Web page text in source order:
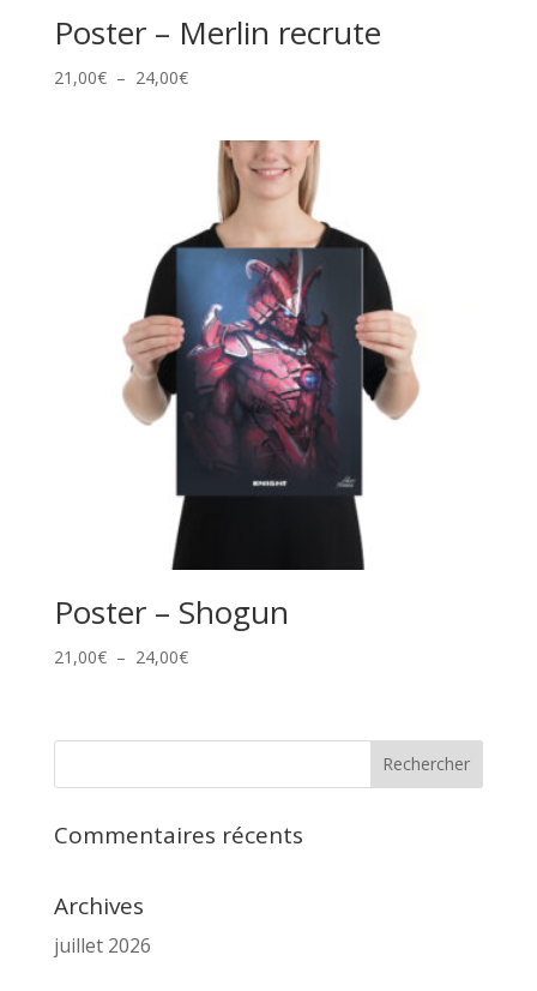
Poster – Merlin recrute
21,00€ – 24,00€Plage
21,00€
24,00€
Poster – Shogun
21,00€ – 24,00€Plage
21,00€
24,00€
Commentaires récents
Archives
juillet 2026